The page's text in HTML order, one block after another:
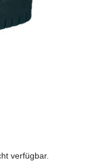
verfügbar.